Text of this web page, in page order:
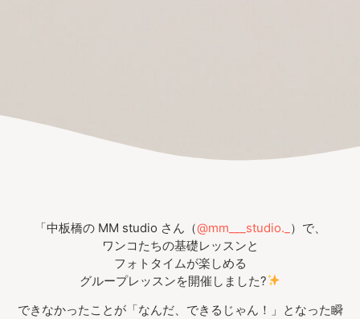
「中板橋の MM studio さん（@mm___studio._ ）で、
ワンコたちの基礎レッスンと
フォトタイムが楽しめる
グループレッスンを開催しました?
できなかったことが「なんだ、できるじゃん！」となった瞬